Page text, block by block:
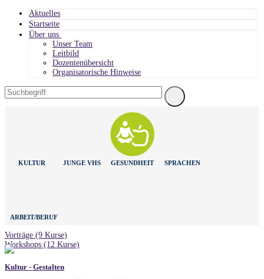
Aktuelles
Startseite
Über uns
Unser Team
Leitbild
Dozentenübersicht
Organisatorische Hinweise
KULTUR JUNGE VHS GESUNDHEIT SPRACHEN
ARBEIT/BERUF
Vorträge (9 Kurse)
Workshops (12 Kurse)
Kultur - Gestalten